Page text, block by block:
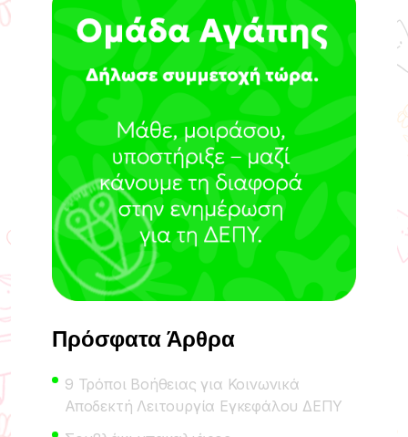
Πρόσφατα Άρθρα
9 Τρόποι Βοήθειας για Κοινωνικά
Αποδεκτή Λειτουργία Εγκεφάλου ΔΕΠΥ